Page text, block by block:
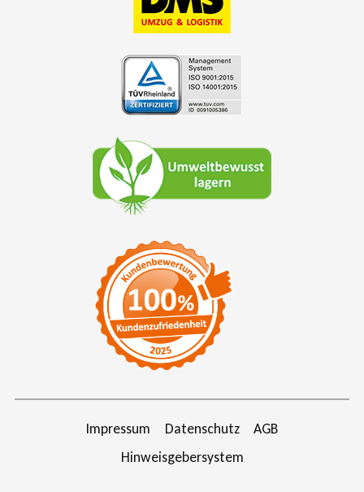
Impressum Datenschutz
AGB
Hinweisgebersystem